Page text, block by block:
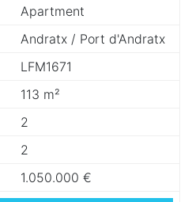
Apartment
Andratx / Port d'Andratx
LFM1671
113 m²
2
2
1.050.000 €